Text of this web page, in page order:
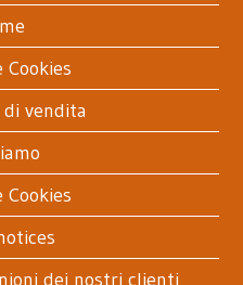
Cookies
vendita
Cookies
dei nostri clienti